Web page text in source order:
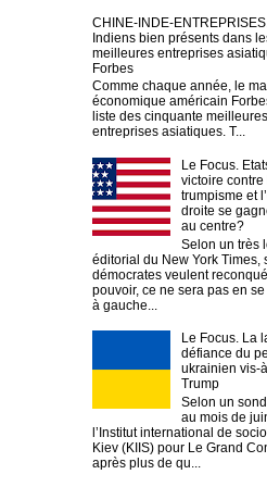
CHINE-INDE-
Indiens bien présents dans
meilleures entreprises
Forbes
Comme chaque année, le
économique américain
liste des cinquante meilleures
entreprises asiatiques. T...
Le Focus.
victoire contre
trumpisme et
droite se
au centre?
Selon un très
éditorial du New York Times,
démocrates veulent
pouvoir, ce ne sera pas en
à gauche...
Le Focus. La
défiance du
ukrainien vis-
Trump
Selon un
au mois de
l’Institut international de
Kiev (KIIS) pour Le Grand
après plus de qu...